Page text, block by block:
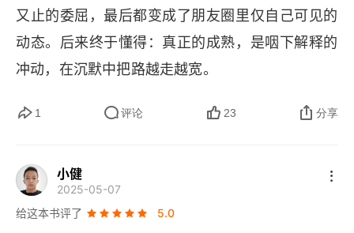
仅仅谴责是不够的
医生的位置
一条小街的GDP现象
实难为续的收视率
又止的委屈，最后都变成了朋友圈里仅自己可见的
动态。后来终于懂得：真正的成熟，是咽下解释的
冲动，在沉默中把路越走越宽。
1 评论 23 分享
小健
2025-05-07
给这本书评了
5.0